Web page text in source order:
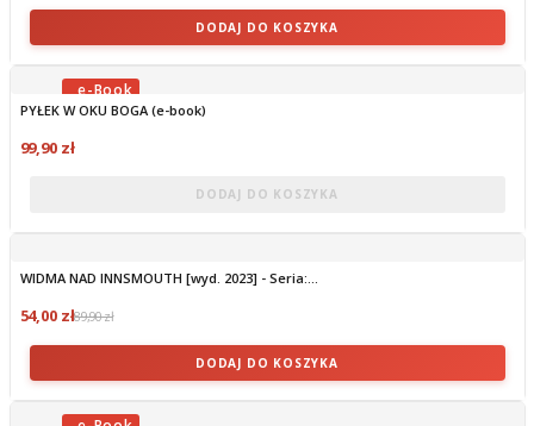
DODAJ DO KOSZYKA
OBECNIE BRAK NA STANIE
PYŁEK W OKU BOGA (e-book)
99,90 zł
DODAJ DO KOSZYKA
WIDMA NAD INNSMOUTH [wyd. 2023] - Seria:...
54,00 zł89,90 zł
DODAJ DO KOSZYKA